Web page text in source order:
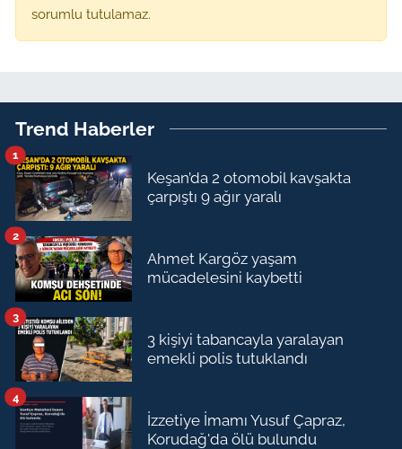
sorumlu tutulamaz.
Trend Haberler
Keşan’da 2 otomobil kavşakta
çarpıştı 9 ağır yaralı
1
Ahmet Kargöz yaşam
mücadelesini kaybetti
2
3 kişiyi tabancayla yaralayan
emekli polis tutuklandı
3
İzzetiye İmamı Yusuf Çapraz,
Korudağ'da ölü bulundu
4